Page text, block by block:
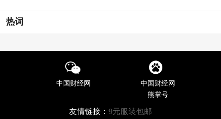
热词
中国财经网
中国财经网
熊掌号
友情链接： 9元服装包邮